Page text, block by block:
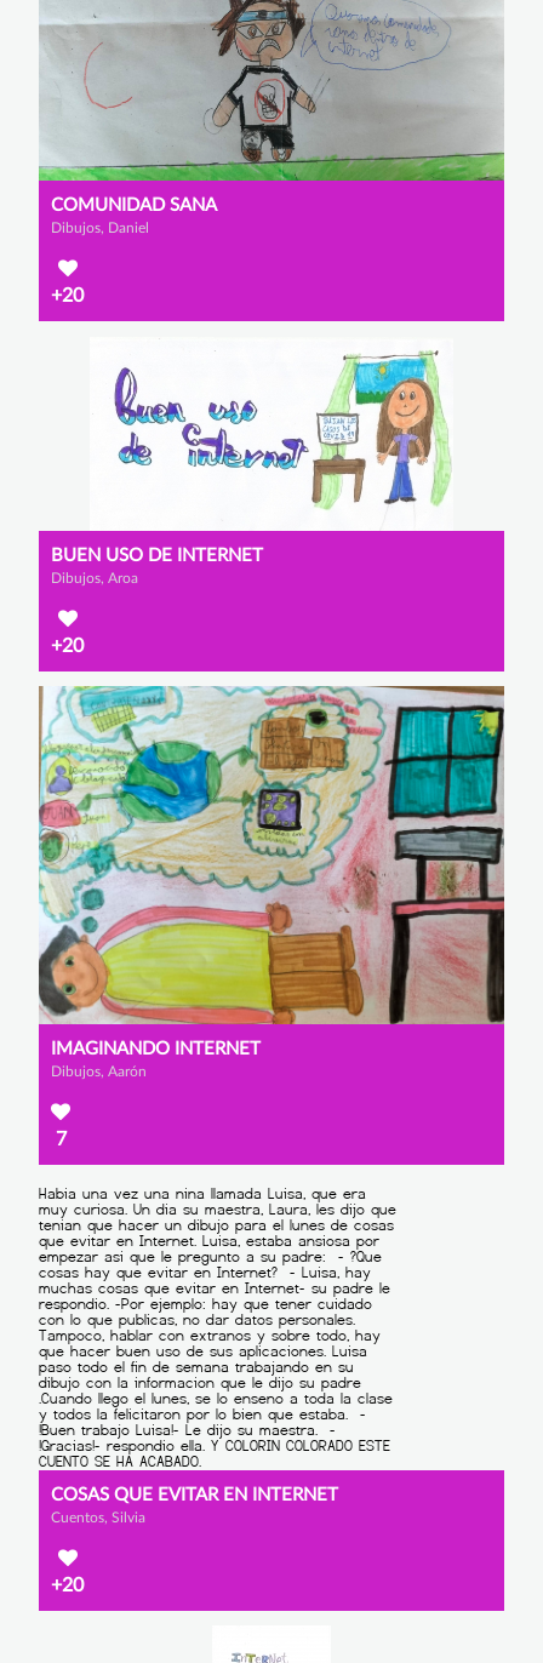
COMUNIDAD SANA
Dibujos, Daniel
+20
BUEN USO DE INTERNET
Dibujos, Aroa
+20
IMAGINANDO INTERNET
Dibujos, Aarón
7
COSAS QUE EVITAR EN INTERNET
Cuentos, Silvia
+20